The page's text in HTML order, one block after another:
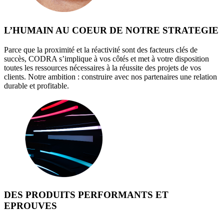
L’HUMAIN AU COEUR DE NOTRE STRATEGIE
Parce que la proximité et la réactivité sont des facteurs clés de
succès, CODRA s’implique à vos côtés et met à votre disposition
toutes les ressources nécessaires à la réussite des projets de vos
clients. Notre ambition : construire avec nos partenaires une relation
durable et profitable.
DES PRODUITS PERFORMANTS ET
EPROUVES